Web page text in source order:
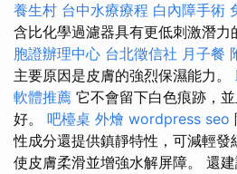
養生村 台中水療療程 白內障手術
含比化學過濾器具有更低刺激潛力
胞證辦理中心 台北徵信社 月子餐
主要原因是皮膚的強烈保濕能力。
軟體推薦 它不會留下白色痕跡，
好。 吧檯桌 外燴 wordpress seo
性成分還提供鎮靜特性，可減輕發
使皮膚柔滑並增強水解屏障。 還